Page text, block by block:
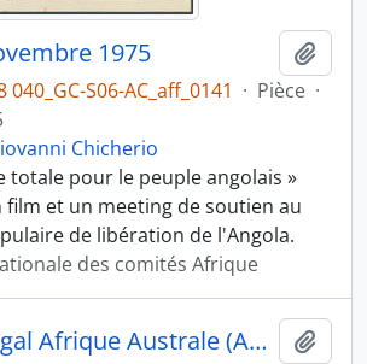
1975
040_GC-S06-AC_aff_0141 · Pièce ·
Chicherio
totale pour le peuple angolais »
et un meeting de soutien au
de libération de l'Angola.
des comités Afrique
Action Portugal Afrique Australe (APAA)